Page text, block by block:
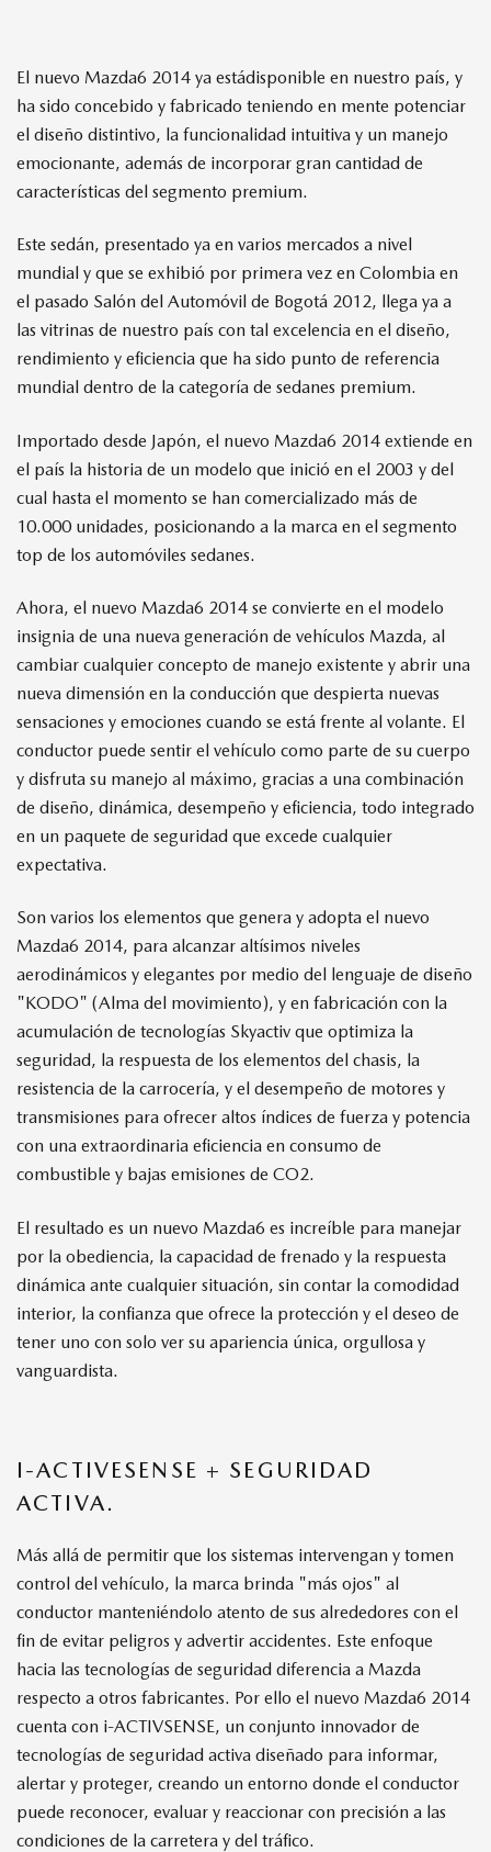
El nuevo Mazda6 2014 ya estádisponible en nuestro país, y
ha sido concebido y fabricado teniendo en mente potenciar
el diseño distintivo, la funcionalidad intuitiva y un manejo
emocionante, además de incorporar gran cantidad de
características del segmento premium.
Este sedán, presentado ya en varios mercados a nivel
mundial y que se exhibió por primera vez en Colombia en
el pasado Salón del Automóvil de Bogotá 2012, llega ya a
las vitrinas de nuestro país con tal excelencia en el diseño,
rendimiento y eficiencia que ha sido punto de referencia
mundial dentro de la categoría de sedanes premium.
Importado desde Japón, el nuevo Mazda6 2014 extiende en
el país la historia de un modelo que inició en el 2003 y del
cual hasta el momento se han comercializado más de
10.000 unidades, posicionando a la marca en el segmento
top de los automóviles sedanes.
Ahora, el nuevo Mazda6 2014 se convierte en el modelo
insignia de una nueva generación de vehículos Mazda, al
cambiar cualquier concepto de manejo existente y abrir una
nueva dimensión en la conducción que despierta nuevas
sensaciones y emociones cuando se está frente al volante. El
conductor puede sentir el vehículo como parte de su cuerpo
y disfruta su manejo al máximo, gracias a una combinación
de diseño, dinámica, desempeño y eficiencia, todo integrado
en un paquete de seguridad que excede cualquier
expectativa.
Son varios los elementos que genera y adopta el nuevo
Mazda6 2014, para alcanzar altísimos niveles
aerodinámicos y elegantes por medio del lenguaje de diseño
"KODO" (Alma del movimiento), y en fabricación con la
acumulación de tecnologías Skyactiv que optimiza la
seguridad, la respuesta de los elementos del chasis, la
resistencia de la carrocería, y el desempeño de motores y
transmisiones para ofrecer altos índices de fuerza y potencia
con una extraordinaria eficiencia en consumo de
combustible y bajas emisiones de CO2.
El resultado es un nuevo Mazda6 es increíble para manejar
por la obediencia, la capacidad de frenado y la respuesta
dinámica ante cualquier situación, sin contar la comodidad
interior, la confianza que ofrece la protección y el deseo de
tener uno con solo ver su apariencia única, orgullosa y
vanguardista.
I-ACTIVESENSE + SEGURIDAD
ACTIVA.
Más allá de permitir que los sistemas intervengan y tomen
control del vehículo, la marca brinda "más ojos" al
conductor manteniéndolo atento de sus alrededores con el
fin de evitar peligros y advertir accidentes. Este enfoque
hacia las tecnologías de seguridad diferencia a Mazda
respecto a otros fabricantes. Por ello el nuevo Mazda6 2014
cuenta con i-ACTIVSENSE, un conjunto innovador de
tecnologías de seguridad activa diseñado para informar,
alertar y proteger, creando un entorno donde el conductor
puede reconocer, evaluar y reaccionar con precisión a las
condiciones de la carretera y del tráfico.